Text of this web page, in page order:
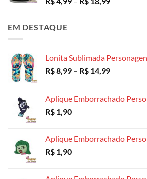
EM DESTAQUE
Lonita Sublimada
R$8,99 – R$ 14,99Faixa
R$ 8,99
Aplique Emborrachado
R$ 1,90
Aplique Emborrachado
R$ 1,90